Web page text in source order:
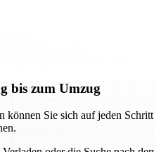
bis zum Umzug
Sie sich auf jeden